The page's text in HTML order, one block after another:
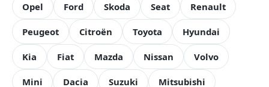
Opel Ford Skoda Seat Renault
Peugeot Citroën Toyota Hyundai
Kia Fiat Mazda Nissan Volvo
Mini Dacia Suzuki Mitsubishi